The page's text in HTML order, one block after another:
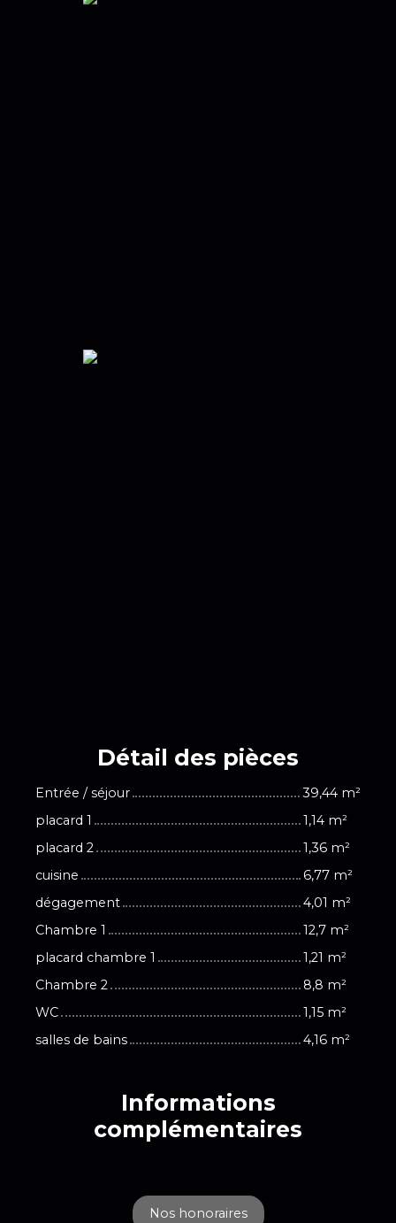
Détail des pièces
Entrée / séjour
39,44 m²
placard 1
1,14 m²
placard 2
1,36 m²
cuisine
6,77 m²
dégagement
4,01 m²
Chambre 1
12,7 m²
placard chambre 1
1,21 m²
Chambre 2
8,8 m²
WC
1,15 m²
salles de bains
4,16 m²
Informations
complémentaires
Nos honoraires